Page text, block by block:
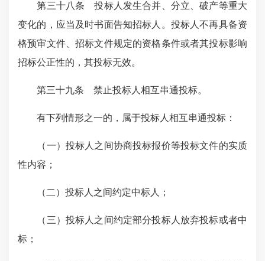
第三十八条 投标人发生合并、分立、破产等重大
变化的，应当及时书面告知招标人。投标人不再具备资
格预审文件、招标文件规定的资格条件或者其投标影响
招标公正性的，其投标无效。
第三十九条 禁止投标人相互串通投标。
有下列情形之一的，属于投标人相互串通投标：
（一）投标人之间协商投标报价等投标文件的实质
性内容；
（二）投标人之间约定中标人；
（三）投标人之间约定部分投标人放弃投标或者中
标；